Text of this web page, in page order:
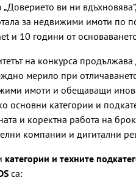
„Доверието ви ни
за недвижими имоти по
и 10 години от
на конкурса
мерило при
имоти и обещаващи
основни категории и
и коректна работа на
компании и дигитални
категории и техните
са: